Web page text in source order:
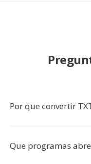
Por que convertir
Que programas